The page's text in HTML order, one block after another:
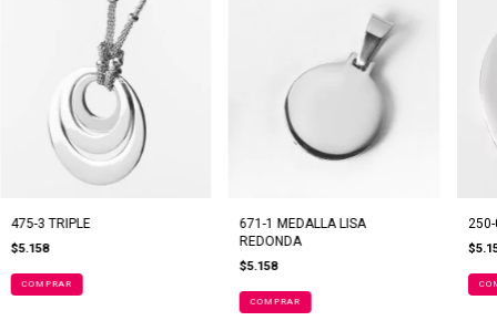
475-3 TRIPLE
$5.158
COMPRAR
671-1 MEDALLA LISA
REDONDA
$5.158
250-